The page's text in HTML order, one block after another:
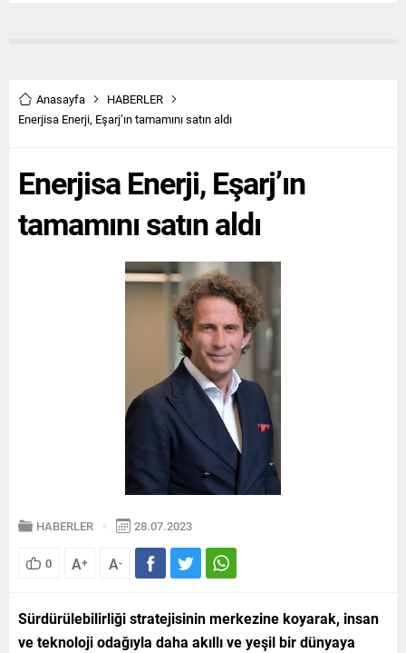
Anasayfa
HABERLER
Enerjisa Enerji, Eşarj’ın tamamını satın aldı
Enerjisa Enerji, Eşarj’ın
tamamını satın aldı
HABERLER 28.07.2023
0 A+ A-
Sürdürülebilirliği stratejisinin merkezine koyarak, insan
ve teknoloji odağıyla daha akıllı ve yeşil bir dünyaya